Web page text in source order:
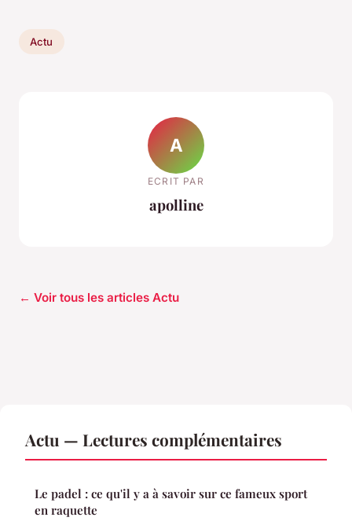
Actu
A
ECRIT PAR
apolline
← Voir tous les articles Actu
Actu — Lectures complémentaires
Le padel : ce qu'il y a à savoir sur ce fameux sport
en raquette